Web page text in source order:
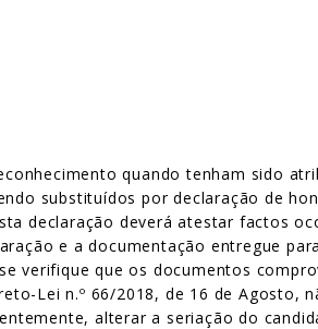
quando tenham sido
substituídos por declaração de
declaração deverá atestar factos
e a documentação entregue
verifique que os documentos
Lei n.º 66/2018, de 16 de Agosto,
alterar a seriação do